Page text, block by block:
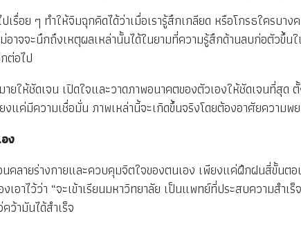
เรื่อย ๆ ทำให้จิมฉุกคิดได้ว่าเมื่อเรารู้สึกเกลียด หรือโกรธใครบ
าจจะนึกถึงเหตุผลเหล่านั้นได้ในยามที่ความรู้สึกด้านลบก่อตัวขึ้น
ต่อไป
ยให้ชัดเจน เปิดใจและวาดภาพอนาคตของตัวเองให้ชัดเจนที่สุด
แค่มีความเชื่อมั่น ภาพเหล่านี้จะเกิดขึ้นจริงโดยต้องอาศัยความพ
ง
คลายร่างกายและควบคุมจิตใจของตนเอง เพียงแค่ฝึกฝนสี่ขั้น
อาไว้ว่า “จะเข้าเรียนมหาวิทยาลัย เป็นแพทย์ที่ประสบความสำเ
ว้ามันได้สำเร็จ